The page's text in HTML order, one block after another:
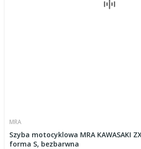
MRA
Szyba motocyklowa MRA KAWASAKI
forma S, bezbarwna